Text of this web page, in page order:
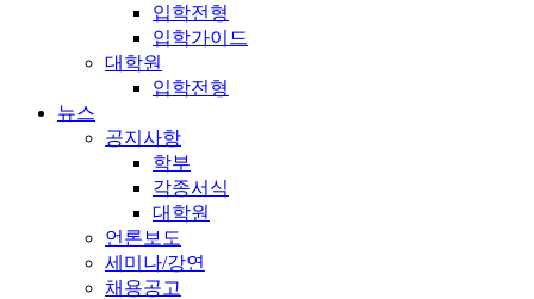
입학전형
입학가이드
대학원
입학전형
뉴스
공지사항
학부
각종서식
대학원
언론보도
세미나/강연
채용공고